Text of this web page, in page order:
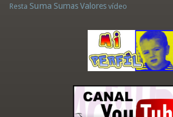
Resta Suma Sumas Valores vídeo